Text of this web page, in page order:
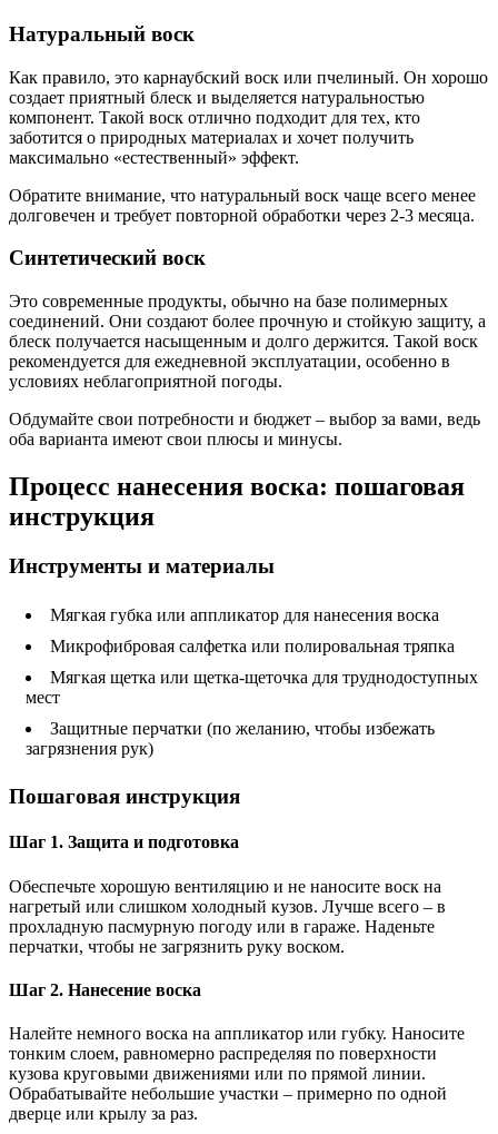
Натуральный воск
Как правило, это карнаубский воск или пчелиный. Он хорошо
создает приятный блеск и выделяется натуральностью
компонент. Такой воск отлично подходит для тех, кто
заботится о природных материалах и хочет получить
максимально «естественный» эффект.
Обратите внимание, что натуральный воск чаще всего менее
долговечен и требует повторной обработки через 2-3 месяца.
Синтетический воск
Это современные продукты, обычно на базе полимерных
соединений. Они создают более прочную и стойкую защиту, а
блеск получается насыщенным и долго держится. Такой воск
рекомендуется для ежедневной эксплуатации, особенно в
условиях неблагоприятной погоды.
Обдумайте свои потребности и бюджет – выбор за вами, ведь
оба варианта имеют свои плюсы и минусы.
Процесс нанесения воска: пошаговая
инструкция
Инструменты и материалы
Мягкая губка или аппликатор для нанесения воска
Микрофибровая салфетка или полировальная тряпка
Мягкая щетка или щетка-щеточка для труднодоступных
мест
Защитные перчатки (по желанию, чтобы избежать
загрязнения рук)
Пошаговая инструкция
Шаг 1. Защита и подготовка
Обеспечьте хорошую вентиляцию и не наносите воск на
нагретый или слишком холодный кузов. Лучше всего – в
прохладную пасмурную погоду или в гараже. Наденьте
перчатки, чтобы не загрязнить руку воском.
Шаг 2. Нанесение воска
Налейте немного воска на аппликатор или губку. Наносите
тонким слоем, равномерно распределяя по поверхности
кузова круговыми движениями или по прямой линии.
Обрабатывайте небольшие участки – примерно по одной
дверце или крылу за раз.